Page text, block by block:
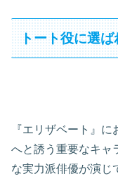
トート役に選
『エリザベート』
へと誘う重要なキャ
な実力派俳優が演じ